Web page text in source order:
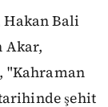
Bali
Akar,
"Kahraman
şehit